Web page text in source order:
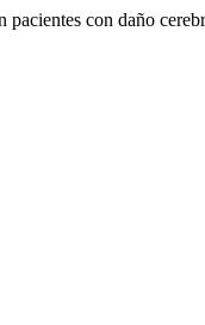
con daño